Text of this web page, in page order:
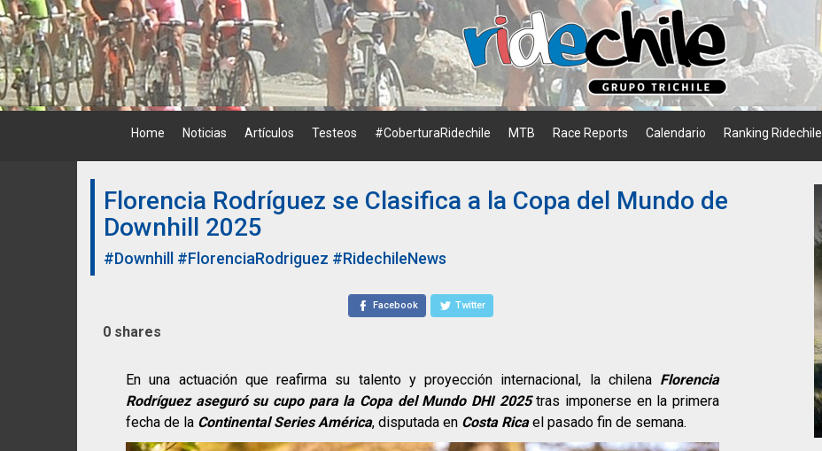
Skip
to
content
Home Noticias Artículos Testeos #CoberturaRidechile MTB Race Reports Calendario Ranking Ridechile
Florencia Rodríguez se Clasifica a la Copa del Mundo de
Downhill 2025
#Downhill #FlorenciaRodriguez #RidechileNews
Facebook Twitter
0 shares
En una actuación que reafirma su talento y proyección internacional, la chilena Florencia
Rodríguez aseguró su cupo para la Copa del Mundo DHI 2025tras imponerse en la primera
fecha de la Continental Series América, disputada en Costa Ricael pasado fin de semana.